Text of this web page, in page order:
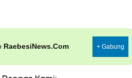
RaebesiNews.Com + Gabung